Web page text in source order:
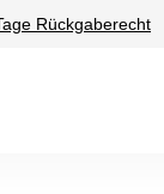
Rückgaberecht